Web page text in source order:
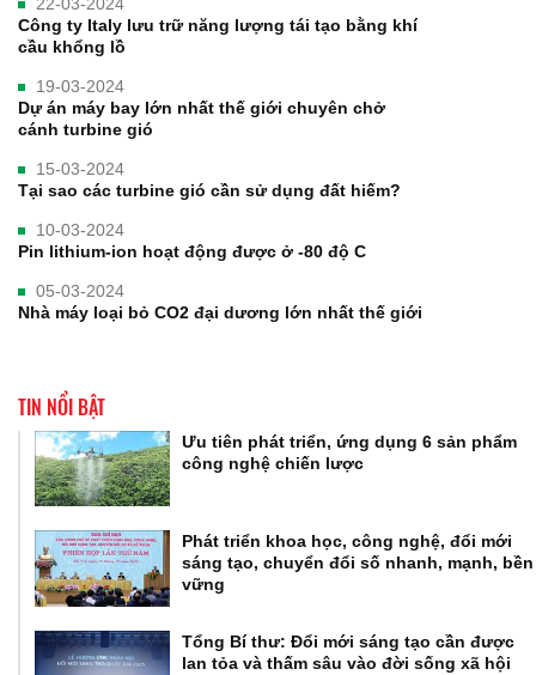
Công ty Italy lưu trữ năng lượng tái tạo bằng khí
cầu khổng lồ
19-03-2024
Dự án máy bay lớn nhất thế giới chuyên chở
cánh turbine gió
15-03-2024
Tại sao các turbine gió cần sử dụng đất hiếm?
10-03-2024
Pin lithium-ion hoạt động được ở -80 độ C
05-03-2024
Nhà máy loại bỏ CO2 đại dương lớn nhất thế giới
TIN NỔI BẬT
Ưu tiên phát triển, ứng dụng 6 sản phẩm
công nghệ chiến lược
Phát triển khoa học, công nghệ, đổi mới
sáng tạo, chuyển đổi số nhanh, mạnh, bền
vững
Tổng Bí thư: Đổi mới sáng tạo cần được
lan tỏa và thấm sâu vào đời sống xã hội